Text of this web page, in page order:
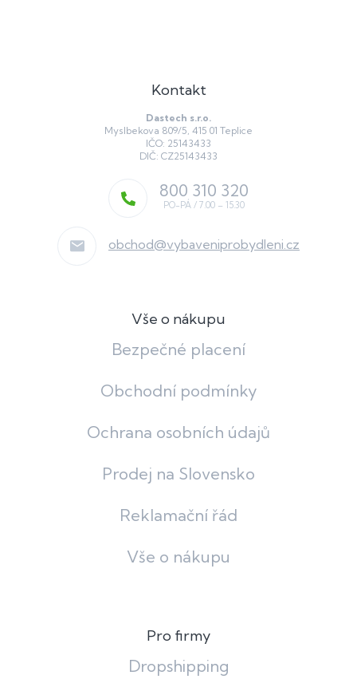
Kontakt
Dastech s.r.o.
Myslbekova 809/5, 415 01 Teplice
IČO: 25143433
DIČ: CZ25143433
obchod@vybaveniprobydleni.cz
800 310 320
Vše o nákupu
Bezpečné placení
Obchodní podmínky
Ochrana osobních údajů
Prodej na Slovensko
Reklamační řád
Vše o nákupu
Pro firmy
Dropshipping